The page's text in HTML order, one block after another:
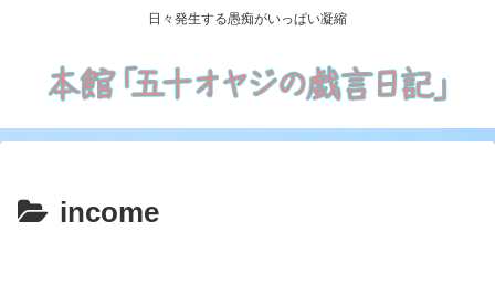
日々発生する愚痴がいっぱい凝縮
income